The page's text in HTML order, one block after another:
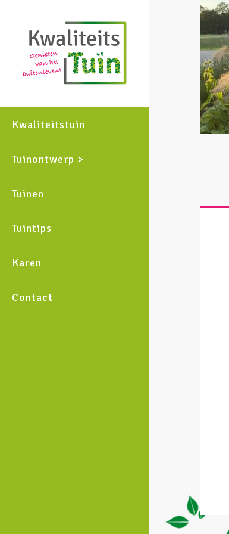
Kwaliteitstuin
Tuinontwerp >
Tuinen
Tuintips
Karen
Contact